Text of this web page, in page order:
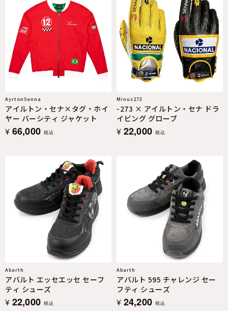
AyrtonSenna
アイルトン・セナ×タグ・ホイ
ヤー バーシティ ジャケット
¥ 66,000 税込
Minus273
-273 × アイルトン・セナ ドラ
イビング グローブ
¥ 22,000 税込
Abarth
アバルト エッセエッセ セーフ
ティ シューズ
¥ 22,000 税込
Abarth
アバルト 595 チャレンジ セー
フティ シューズ
¥ 24,200 税込